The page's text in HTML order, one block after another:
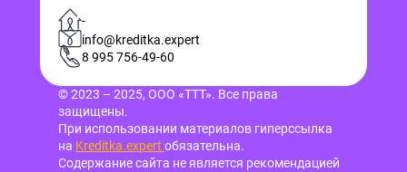
-
info@kreditka.expert
8 995 756-49-60
© 2023 – 2025, ООО «ТТТ». Все права
защищены.
При использовании материалов гиперссылка
на Kreditka.expert обязательна.
Содержание сайта не является рекомендацией